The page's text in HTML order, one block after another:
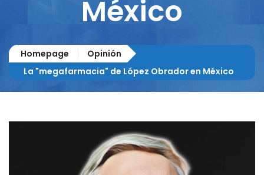
México
Homepage
Opinión
La "megafarmacia" de López Obrador en México